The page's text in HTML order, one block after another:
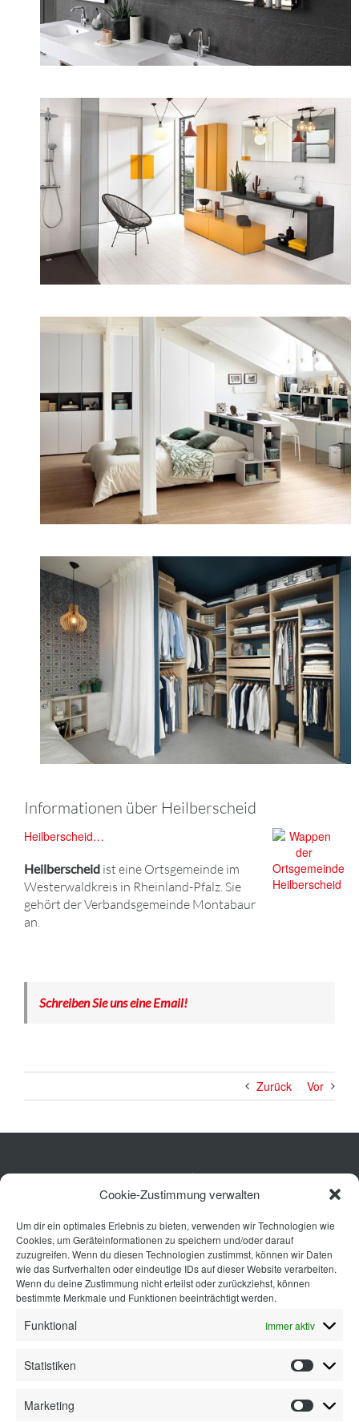
Cookie-Zustimmung verwalten
Um dir ein optimales Erlebnis zu bieten, verwenden wir Technologien wie
Cookies, um Geräteinformationen zu speichern und/oder darauf
zuzugreifen. Wenn du diesen Technologien zustimmst, können wir Daten
wie das Surfverhalten oder eindeutige IDs auf dieser Website verarbeiten.
Wenn du deine Zustimmung nicht erteilst oder zurückziehst, können
bestimmte Merkmale und Funktionen beeinträchtigt werden.
Funktional Immer aktiv
Statistiken
Marketing
Zurück Vor
Informationen über Heilberscheid
Heilberscheid…
Heilberscheid ist eine Ortsgemeinde im
Westerwaldkreis in Rheinland-Pfalz. Sie
gehört der Verbandsgemeinde Montabaur
an.
Schreiben Sie uns eine Email!
Küche
Wohnen
Bad
Ausstattung
Planung
Kontakt